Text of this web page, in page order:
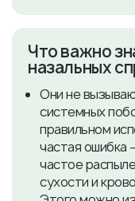
Что важно
назальных
Они не
системных
правильном
частая ошибка
частое
сухости и